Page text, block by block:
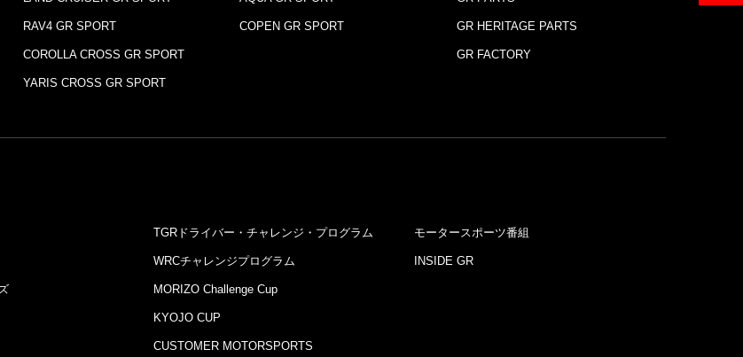
RAV4 GR SPORT
COROLLA CROSS GR SPORT
YARIS CROSS GR SPORT
COPEN GR SPORT GR HERITAGE PARTS
GR FACTORY
TGRドライバー・チャレンジ・プログラム
WRCチャレンジプログラム
MORIZO Challenge Cup
KYOJO CUP
CUSTOMER MOTORSPORTS
モータースポーツ番組
INSIDE GR